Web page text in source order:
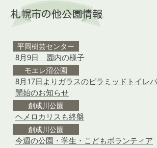
札幌市の他公園情報